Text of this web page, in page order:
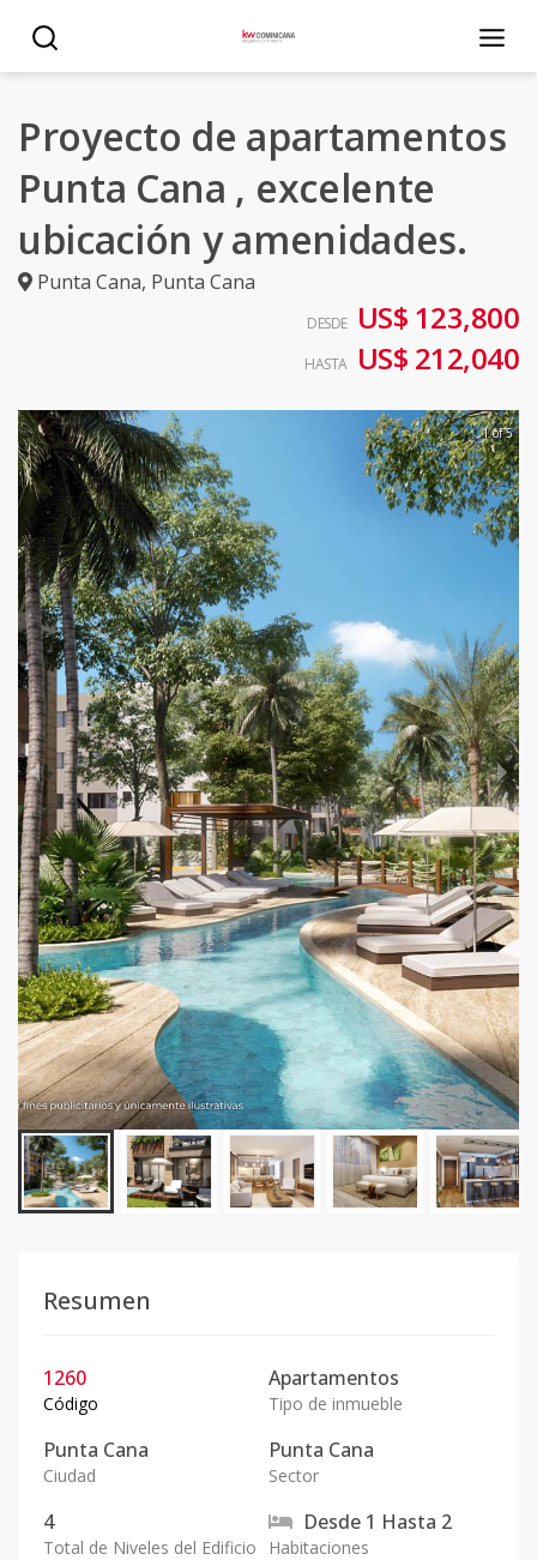
Proyecto de apartamentos
Punta Cana , excelente
ubicación y amenidades.
Punta Cana, Punta Cana
DESDE US$ 123,800
HASTA US$ 212,040
1 of 5
Resumen
1260
Código
Apartamentos
Tipo de inmueble
Punta Cana
Ciudad
Punta Cana
Sector
4
Total de Niveles del Edificio
Desde 1 Hasta 2
Habitaciones